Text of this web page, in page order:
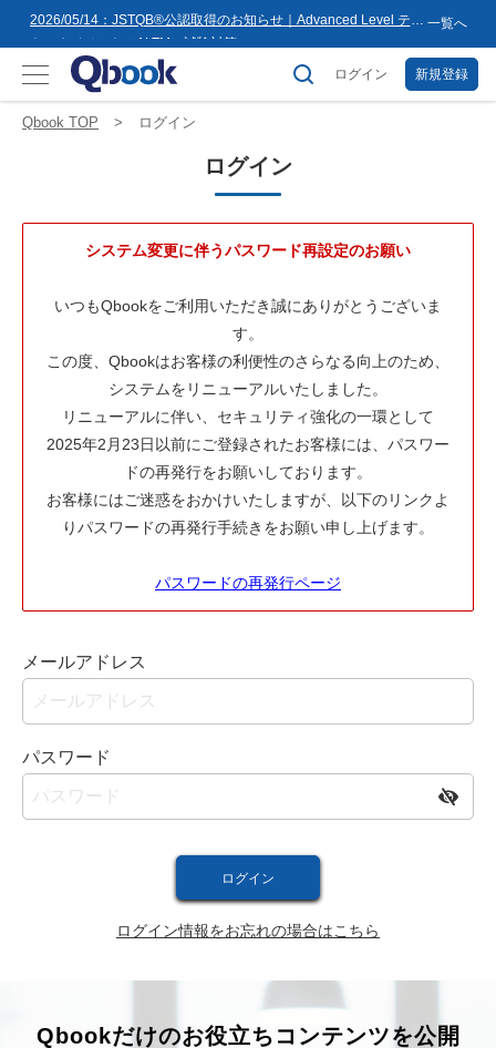
8月16日(日)まで
2026/05/14：JSTQB®公認取得のお知らせ｜Advanced Level テス
トマネジメント（ALTM）試験対策...
2026/03/02：バルテス・ホールディングス グループ内事業再編
に伴うサービス提供会社変更のお知らせ
2026/02/09：【重要】「テス友」システムメンテナンスのお知ら
せ
「テストマネージャー」を公開
2025/12/11：Qbook 会員数4万人突破！＆サイトリニューアルの
2025/08/08：【重要】「テス友」システムメンテナンスのお知ら
せ
2025/02/19：【重要】システム変更に伴うメンテナンス作業のお
8月16日(日)まで
一覧へ
ログイン 新規登録
Qbook TOP ログイン
ログイン
システム変更に伴うパスワード再設定のお願い
いつもQbookをご利用いただき誠にありがとうございま
す。
この度、Qbookはお客様の利便性のさらなる向上のため、
システムをリニューアルいたしました。
リニューアルに伴い、セキュリティ強化の一環として
2025年2月23日以前にご登録されたお客様には、パスワー
ドの再発行をお願いしております。
お客様にはご迷惑をおかけいたしますが、以下のリンクよ
りパスワードの再発行手続きをお願い申し上げます。
パスワードの再発行ページ
メールアドレス
パスワード
ログイン情報をお忘れの場合はこちら
Qbookだけのお役立ちコンテンツを公開